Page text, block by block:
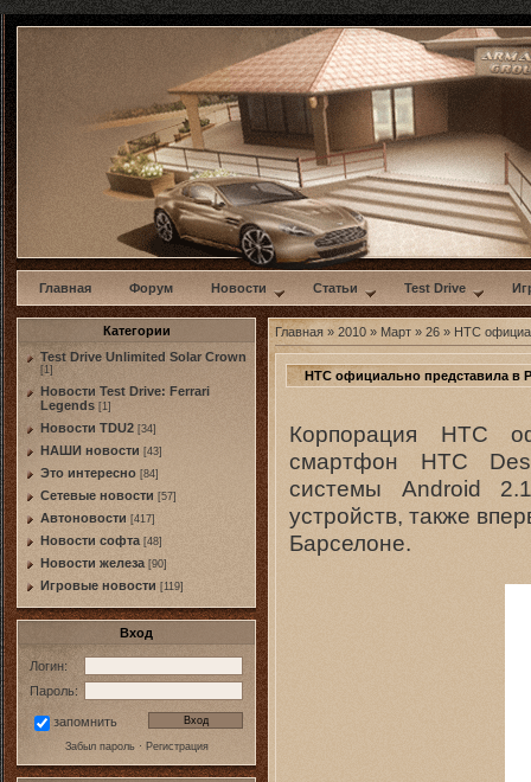
w
Главная Форум Новости Статьи Test Drive
Категории
Test Drive Unlimited Solar Crown
[1]
Новости Test Drive: Ferrari
Legends [1]
Новости TDU2 [34]
НАШИ новости [43]
Это интересно [84]
Сетевые новости [57]
Автоновости [417]
Новости софта [48]
Новоcти железа [90]
Игровые новости [119]
Вход
Логин:
Пароль:
запомнить
Забыл пароль· Регистрация
Главная » 2010 » Март » 26 » HTC
HTC официально представила в
Корпорация HTC
смартфон HTC
системы Android
устройств, также
Барселоне.